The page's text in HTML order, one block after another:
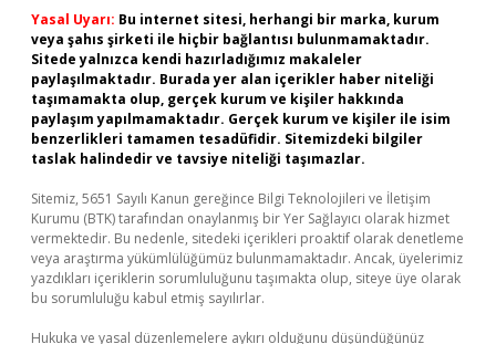
Yasal Uyarı: Bu internet sitesi, herhangi bir marka, kurum
veya şahıs şirketi ile hiçbir bağlantısı bulunmamaktadır.
Sitede yalnızca kendi hazırladığımız makaleler
paylaşılmaktadır. Burada yer alan içerikler haber niteliği
taşımamakta olup, gerçek kurum ve kişiler hakkında
paylaşım yapılmamaktadır. Gerçek kurum ve kişiler ile isim
benzerlikleri tamamen tesadüfidir. Sitemizdeki bilgiler
taslak halindedir ve tavsiye niteliği taşımazlar.
Sitemiz, 5651 Sayılı Kanun gereğince Bilgi Teknolojileri ve İletişim
Kurumu (BTK) tarafından onaylanmış bir Yer Sağlayıcı olarak hizmet
vermektedir. Bu nedenle, sitedeki içerikleri proaktif olarak denetleme
veya araştırma yükümlülüğümüz bulunmamaktadır. Ancak, üyelerimiz
yazdıkları içeriklerin sorumluluğunu taşımakta olup, siteye üye olarak
bu sorumluluğu kabul etmiş sayılırlar.
Hukuka ve yasal düzenlemelere aykırı olduğunu düşündüğünüz